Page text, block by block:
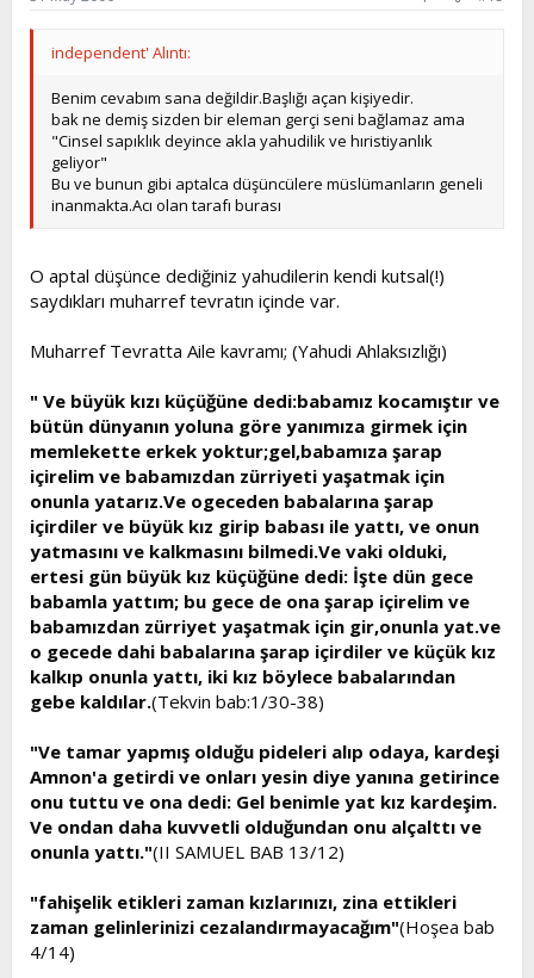
independent' Alıntı:
Benim cevabım sana değildir.Başlığı açan kişiyedir.
bak ne demiş sizden bir eleman gerçi seni bağlamaz ama
"Cinsel sapıklık deyince akla yahudilik ve hıristiyanlık
geliyor"
Bu ve bunun gibi aptalca düşüncülere müslümanların geneli
inanmakta.Acı olan tarafı burası
O aptal düşünce dediğiniz yahudilerin kendi kutsal(!)
saydıkları muharref tevratın içinde var.
Muharref Tevratta Aile kavramı; (Yahudi Ahlaksızlığı)
" Ve büyük kızı küçüğüne dedi:babamız kocamıştır ve
bütün dünyanın yoluna göre yanımıza girmek için
memlekette erkek yoktur;gel,babamıza şarap
içirelim ve babamızdan zürriyeti yaşatmak için
onunla yatarız.Ve ogeceden babalarına şarap
içirdiler ve büyük kız girip babası ile yattı, ve onun
yatmasını ve kalkmasını bilmedi.Ve vaki olduki,
ertesi gün büyük kız küçüğüne dedi: İşte dün gece
babamla yattım; bu gece de ona şarap içirelim ve
babamızdan zürriyet yaşatmak için gir,onunla yat.ve
o gecede dahi babalarına şarap içirdiler ve küçük kız
kalkıp onunla yattı, iki kız böylece babalarından
gebe kaldılar.(Tekvin bab:1/30-38)
"Ve tamar yapmış olduğu pideleri alıp odaya, kardeşi
Amnon'a getirdi ve onları yesin diye yanına getirince
onu tuttu ve ona dedi: Gel benimle yat kız kardeşim.
Ve ondan daha kuvvetli olduğundan onu alçalttı ve
onunla yattı."(II SAMUEL BAB 13/12)
"fahişelik etikleri zaman kızlarınızı, zina ettikleri
zaman gelinlerinizi cezalandırmayacağım"(Hoşea bab
4/14)